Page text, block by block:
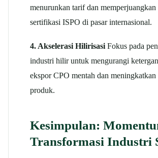
menurunkan tarif dan memperjuangkan
sertifikasi ISPO di pasar internasional.
4. Akselerasi Hilirisasi Fokus pada
industri hilir untuk mengurangi
ekspor CPO mentah dan
produk.
Kesimpulan:
Transformasi Industri